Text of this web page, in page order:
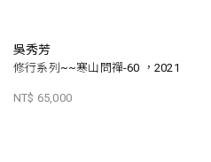
吳秀芳
修行系列~~寒山問禪-60 ，2021
NT$ 65,000